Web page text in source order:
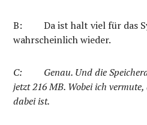
B:
Da ist halt viel für das
wahrscheinlich wieder.
C:
Genau. Und die
jetzt 216 MB. Wobei ich
dabei ist.